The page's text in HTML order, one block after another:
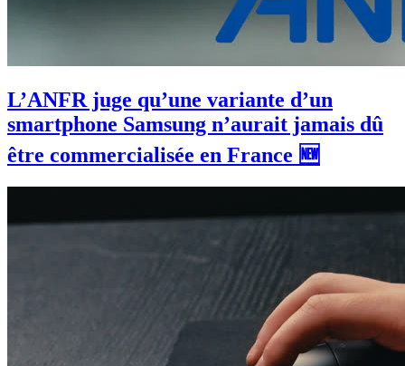
L’ANFR juge qu’une variante d’un
smartphone Samsung n’aurait jamais dû
être commercialisée en France 🆕